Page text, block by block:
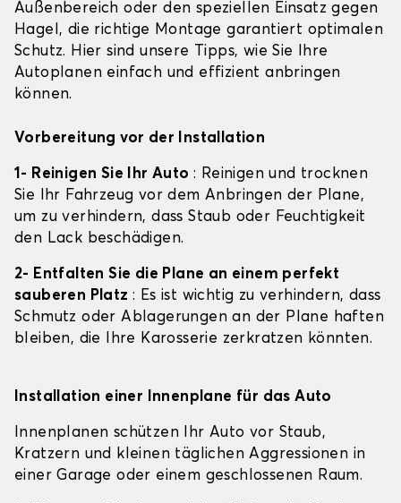
Außenbereich oder den speziellen Einsatz gegen
Hagel, die richtige Montage garantiert optimalen
Schutz. Hier sind unsere Tipps, wie Sie Ihre
Autoplanen einfach und effizient anbringen
können.
Vorbereitung vor der Installation
1- Reinigen Sie Ihr Auto : Reinigen und trocknen
Sie Ihr Fahrzeug vor dem Anbringen der Plane,
um zu verhindern, dass Staub oder Feuchtigkeit
den Lack beschädigen.
2- Entfalten Sie die Plane an einem perfekt
sauberen Platz: Es ist wichtig zu verhindern, dass
Schmutz oder Ablagerungen an der Plane haften
bleiben, die Ihre Karosserie zerkratzen könnten.
Installation einer Innenplane für das Auto
Innenplanen schützen Ihr Auto vor Staub,
Kratzern und kleinen täglichen Aggressionen in
einer Garage oder einem geschlossenen Raum.